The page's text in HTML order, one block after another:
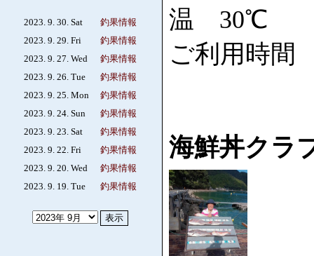
2023. 9. 30. Sat
釣果情報
2023. 9. 29. Fri
釣果情報
2023. 9. 27. Wed
釣果情報
2023. 9. 26. Tue
釣果情報
2023. 9. 25. Mon
釣果情報
2023. 9. 24. Sun
釣果情報
2023. 9. 23. Sat
釣果情報
2023. 9. 22. Fri
釣果情報
2023. 9. 20. Wed
釣果情報
2023. 9. 19. Tue
釣果情報
温 30℃
ご利用時間
海鮮丼クラ